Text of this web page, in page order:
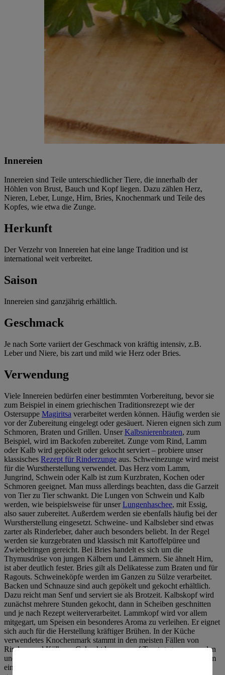
Innereien
Innereien sind Teile unterschiedlicher Tiere, die innerhalb der
Höhlen von Brust, Bauch und Kopf liegen. Dazu zählen Herz,
Nieren, Leber, Lunge, Hirn, Bries, Knochenmark und Teile des
Kopfes, wie etwa die Zunge.
Herkunft
Der Verzehr von Innereien hat eine lange Tradition und ist
international weit verbreitet.
Saison
Innereien sind ganzjährig erhältlich.
Geschmack
Je nach Sorte variiert der Geschmack von kräftig intensiv, z.B.
Leber und Niere, bis zart und mild wie Herz oder Bries.
Verwendung
Viele Innereien bedürfen einer bestimmten Vorbereitung, bevor sie
zum Beispiel in einem griechischen Traditionsrezept wie der
Ostersuppe Magiritsa verarbeitet werden können. Häufig werden sie
vor der Zubereitung eingelegt oder gesäuert. Nieren eignen sich zum
Schmoren, Braten und Grillen. UnserKalbsnierenbraten, zum
Beispiel, wird im Backofen zubereitet. Zunge vom Rind, Lamm
oder Kalb wird gepökelt oder gekocht serviert – probiere unser
klassisches Rezept für Rinderzunge aus. Schweinezunge wird meist
für die Wurstherstellung verwendet. Das Herz vom Lamm,
Jungrind, Schwein oder Kalb ist zum Kurzbraten, Kochen oder
Schmoren geeignet. Man muss allerdings beachten, dass die Garzeit
von Tier zu Tier schwankt. Die Lungen von Schwein und Kalb
werden, wie beispielsweise für unserLungenhaschee, mit Essig,
also sauer zubereitet. Außerdem werden sie ebenfalls häufig bei der
Wurstherstellung eingesetzt. Schweine- und Kalbsleber sind etwas
zarter als Rinderleber, daher auch besonders beliebt. In der Regel
werden sie kurzgebraten und klassisch mit Kartoffelpüree und
Zwiebelringen gereicht. Bei Bries handelt es sich um die
Thymusdrüse von jungen Kälbern und Lämmern. Sie ähnelt Hirn,
ist aber deutlich fester. Bries gilt als Delikatesse zum Braten und für
Ragouts. Schweineköpfe werden im Ganzen zu Sülze verarbeitet.
Backen und Schnauze sind auch gepökelt und gekocht erhältlich.
Dazu reicht man Senf und serviert sie als Brotzeit. Kalbskopf wird
zunächst mehrere Stunden gekocht, dann in Scheiben geschnitten
und je nach Rezept weiterverarbeitet. Lammkopf wird vor allem
mitgegart, um Speisen ein besonderes Aroma zu verleihen. Er eignet
sich auch für die Herstellung kräftiger Brühen. In der Küche
verwendetes Knochenmark stammt in den meisten Fällen von
Rindern und Kälbern. Gekocht kann es auf Toast gegessen werden
und dient als Einlage für klare Brühen. Knochenmark ist außerdem
ein Bestandteil von Markklößchen. Hirn muss zunächst ausgiebig